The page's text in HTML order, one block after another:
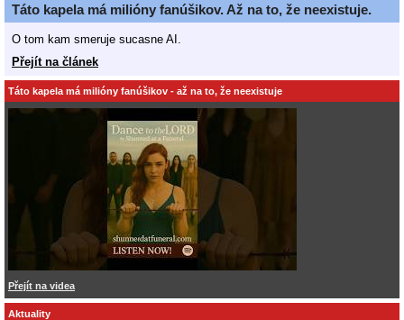
Táto kapela má milióny fanúšikov. Až na to, že neexistuje.
O tom kam smeruje sucasne AI.
Přejít na článek
Táto kapela má milióny fanúšikov - až na to, že neexistuje
Přejít na videa
Aktuality